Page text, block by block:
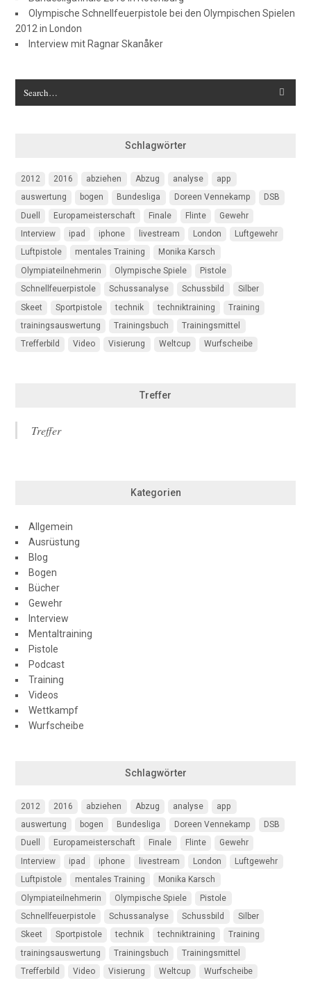
Olympische Schnellfeuerpistole bei den Olympischen Spielen
2012 in London
Interview mit Ragnar Skanåker
Schlagwörter
2012 2016 abziehen Abzug analyse
app
auswertung
bogen Bundesliga Doreen Vennekamp
DSB
Duell
Europameisterschaft Finale Flinte
Gewehr
Interview
ipad iphone livestream London
Luftgewehr
Luftpistole
mentales Training
Monika Karsch
Olympiateilnehmerin
Olympische Spiele
Pistole
Schnellfeuerpistole
Schussanalyse Schussbild
Silber
Skeet
Sportpistole technik techniktraining
Training
trainingsauswertung
Trainingsbuch
Trainingsmittel
Trefferbild
Video Visierung Weltcup Wurfscheibe
Treffer
Treffer
Kategorien
Allgemein
Ausrüstung
Blog
Bogen
Bücher
Gewehr
Interview
Mentaltraining
Pistole
Podcast
Training
Videos
Wettkampf
Wurfscheibe
Schlagwörter
2012 2016 abziehen Abzug analyse
app
auswertung
bogen Bundesliga Doreen Vennekamp
DSB
Duell
Europameisterschaft Finale Flinte
Gewehr
Interview
ipad iphone livestream London
Luftgewehr
Luftpistole
mentales Training
Monika Karsch
Olympiateilnehmerin
Olympische Spiele
Pistole
Schnellfeuerpistole
Schussanalyse Schussbild
Silber
Skeet
Sportpistole technik techniktraining
Training
trainingsauswertung
Trainingsbuch
Trainingsmittel
Trefferbild
Video Visierung Weltcup Wurfscheibe